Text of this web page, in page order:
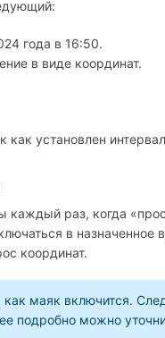
года в 16:50.
в виде координат.
установлен
раз, когда
в назначенное
координат.
маяк включится.
подробно можно